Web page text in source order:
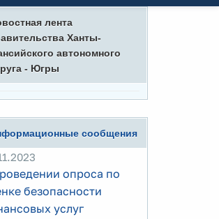
лента
Ханты-
автономного
- Югры
сообщения
опроса по
безопасности
услуг